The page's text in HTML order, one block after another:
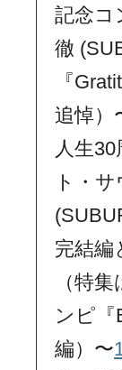
記念コ
徹
『
追悼）
人生
ト・
完結編
（特
ンピ
編）〜